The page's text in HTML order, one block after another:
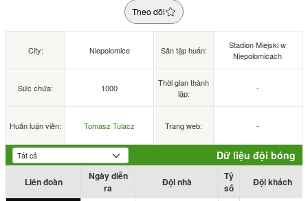
Theo dõi
City: Niepolomice Sân tập huấn:
Stadion Miejski w
Niepolomicach
Sức chứa: 1000
Thời gian thành
lập:
-
Huấn luận viên: Tomasz Tulacz Trang web: -
Dữ liệu đội bóng
Liên đoàn
Ngày diễn
ra
Đội nhà
Tỷ
số
Đội khách